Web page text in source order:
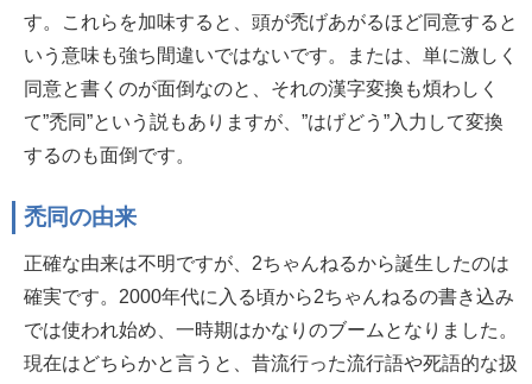
す。これらを加味すると、頭が禿げあがるほど同意すると
いう意味も強ち間違いではないです。または、単に激しく
同意と書くのが面倒なのと、それの漢字変換も煩わしく
て”禿同”という説もありますが、”はげどう”入力して変換
するのも面倒です。
禿同の由来
正確な由来は不明ですが、2ちゃんねるから誕生したのは
確実です。2000年代に入る頃から2ちゃんねるの書き込み
では使われ始め、一時期はかなりのブームとなりました。
現在はどちらかと言うと、昔流行った流行語や死語的な扱